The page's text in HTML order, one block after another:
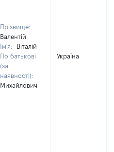
Прізвище:
Валентій
Ім'я:
Віталій
По батькові
(за
наявності):
Михайлович
Україна